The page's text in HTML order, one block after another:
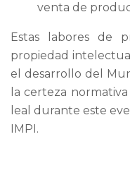
venta de
Estas labores de
propiedad
el desarrollo del
la certeza
leal durante este
IMPI.